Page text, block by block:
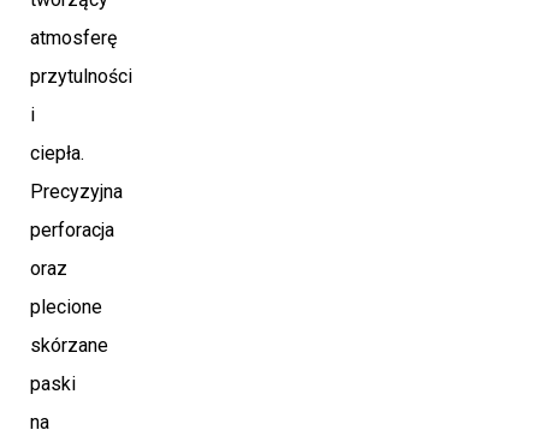
atmosferę
przytulności
i
ciepła.
Precyzyjna
perforacja
oraz
plecione
skórzane
paski
na